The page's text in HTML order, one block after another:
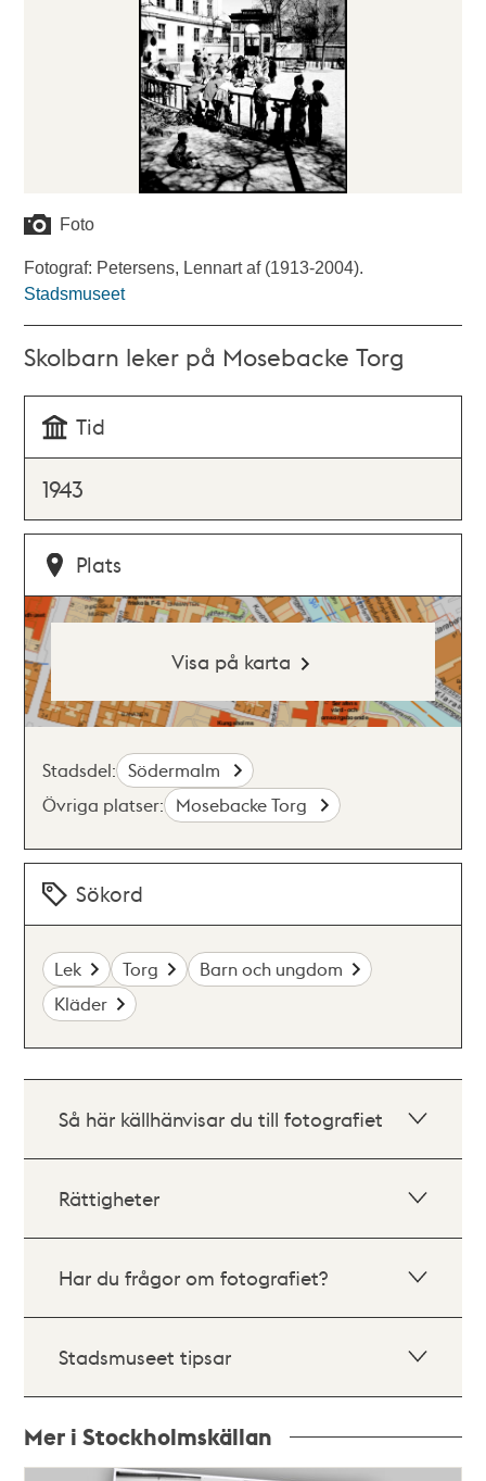
Foto
Fotograf: Petersens, Lennart af (1913-2004).
Stadsmuseet
Skolbarn leker på Mosebacke Torg
Tid
1943
Plats
Visa på karta
Stadsdel: Södermalm
Övriga platser: Mosebacke Torg
Sökord
Lek Torg
Barn och ungdom
Kläder
Så här källhänvisar du till fotografiet
Rättigheter
Har du frågor om fotografiet?
Stadsmuseet tipsar
Mer i Stockholmskällan